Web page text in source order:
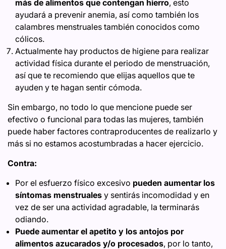
más de alimentos que contengan hierro, esto
ayudará a prevenir anemia, así como también los
calambres menstruales también conocidos como
cólicos.
Actualmente hay productos de higiene para realizar
actividad física durante el periodo de menstruación,
así que te recomiendo que elijas aquellos que te
ayuden y te hagan sentir cómoda.
Sin embargo, no todo lo que mencione puede ser
efectivo o funcional para todas las mujeres, también
puede haber factores contraproducentes de realizarlo y
más si no estamos acostumbradas a hacer ejercicio.
Contra:
Por el esfuerzo físico excesivo pueden aumentar los
síntomas menstruales y sentirás incomodidad y en
vez de ser una actividad agradable, la terminarás
odiando.
Puede aumentar el apetito y los antojos por
alimentos azucarados y/o procesados, por lo tanto,